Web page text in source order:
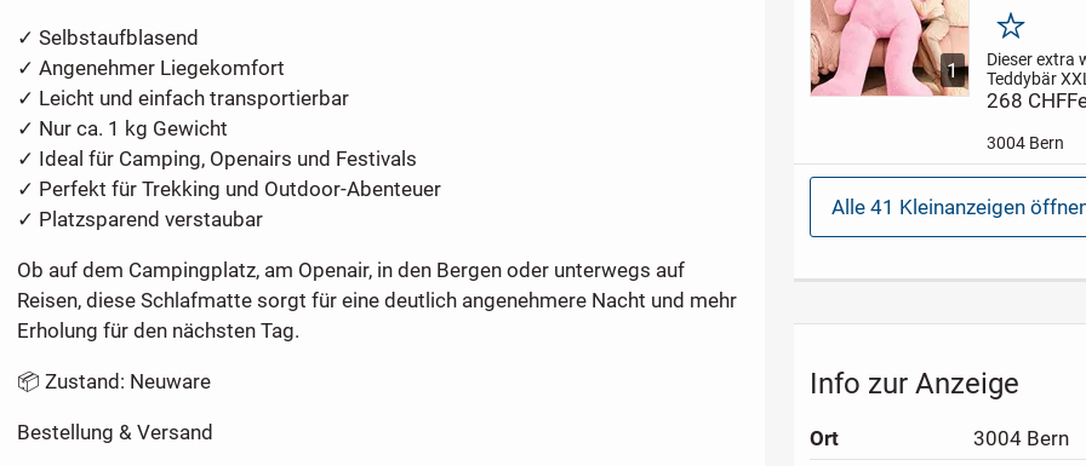
✓ Selbstaufblasend
✓ Angenehmer Liegekomfort
✓ Leicht und einfach transportierbar
✓ Nur ca. 1 kg Gewicht
✓ Ideal für Camping, Openairs und Festivals
✓ Perfekt für Trekking und Outdoor-Abenteuer
✓ Platzsparend verstaubar
Ob auf dem Campingplatz, am Openair, in den Bergen oder unterwegs auf
Reisen, diese Schlafmatte sorgt für eine deutlich angenehmere Nacht und mehr
Erholung für den nächsten Tag.
📦 Zustand: Neuware
Bestellung & Versand
1
Merken
Dieser extra
Teddybär
mit einer
200 cm ist
Geschenk für
Geburtstag,
Valentinstag,
Weihnachten
einfach als
268 CHF
3004 Bern
Alle 41 Kleinanzeigen
Info zur Anzeige
Ort
3004 Bern